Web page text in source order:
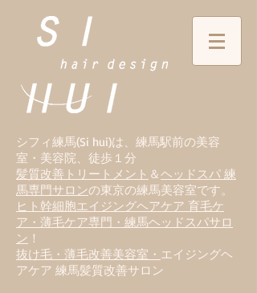
シフィ練馬(Si hui)は、 練馬駅前の美容
室・美容院、徒歩１分
髪質改善トリートメント ＆ヘッドスパ 練
馬専門サロンの東京の練馬美容室です。
ヒト幹細胞エイジングヘアケア 育毛ケ
ア・薄毛ケア専門・練馬ヘッドスパサロ
ン ！
抜け毛・薄毛改善美容室・ エイジングヘ
アケア 練馬髪質改善サロン